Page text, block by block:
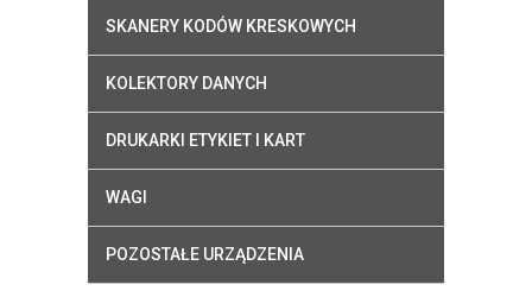
SKANERY KODÓW KRESKOWYCH
KOLEKTORY DANYCH
DRUKARKI ETYKIET I KART
WAGI
POZOSTAŁE URZĄDZENIA